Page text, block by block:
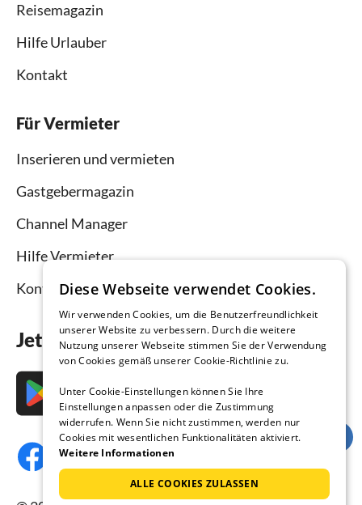
Reisemagazin
Hilfe Urlauber
Kontakt
Für Vermieter
Inserieren und vermieten
Gastgebermagazin
Channel Manager
Hilfe Vermieter
Kontakt
Jetzt die App downloaden
Diese Webseite verwendet Cookies.
Wir verwenden Cookies, um die Benutzerfreundlichkeit
unserer Website zu verbessern. Durch die weitere
Nutzung unserer Webseite stimmen Sie der Verwendung
von Cookies gemäß unserer Cookie-Richtlinie zu.
Unter Cookie-Einstellungen können Sie Ihre
Einstellungen anpassen oder die Zustimmung
widerrufen. Wenn Sie nicht zustimmen, werden nur
Cookies mit wesentlichen Funktionalitäten aktiviert.
Weitere Informationen
ALLE COOKIES ZULASSEN